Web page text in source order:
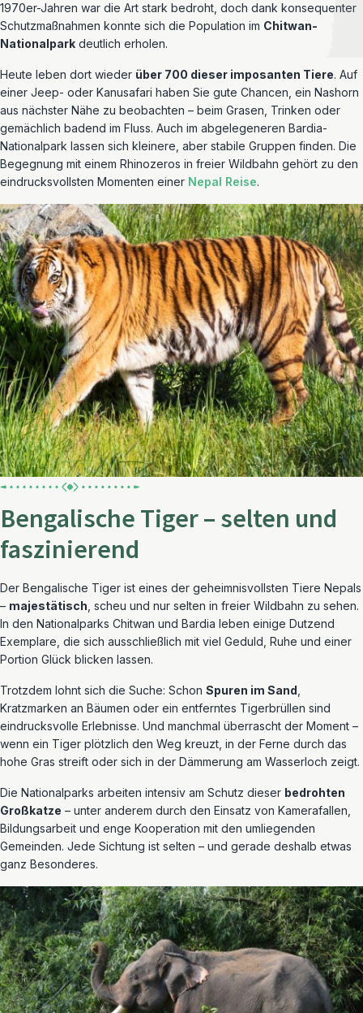
1970er-Jahren war die Art stark bedroht, doch dank konsequenter
Schutzmaßnahmen konnte sich die Population im Chitwan-
Nationalpark deutlich erholen.
Heute leben dort wieder über 700 dieser imposanten Tiere. Auf
einer Jeep- oder Kanusafari haben Sie gute Chancen, ein Nashorn
aus nächster Nähe zu beobachten – beim Grasen, Trinken oder
gemächlich badend im Fluss. Auch im abgelegeneren Bardia-
Nationalpark lassen sich kleinere, aber stabile Gruppen finden. Die
Begegnung mit einem Rhinozeros in freier Wildbahn gehört zu den
eindrucksvollsten Momenten einer Nepal Reise.
Bengalische Tiger – selten und
faszinierend
Der Bengalische Tiger ist eines der geheimnisvollsten Tiere Nepals
– majestätisch , scheu und nur selten in freier Wildbahn zu sehen.
In den Nationalparks Chitwan und Bardia leben einige Dutzend
Exemplare, die sich ausschließlich mit viel Geduld, Ruhe und einer
Portion Glück blicken lassen.
Trotzdem lohnt sich die Suche: Schon Spuren im Sand
Kratzmarken an Bäumen oder ein entferntes Tigerbrüllen sind
eindrucksvolle Erlebnisse. Und manchmal überrascht der Moment –
wenn ein Tiger plötzlich den Weg kreuzt, in der Ferne durch das
hohe Gras streift oder sich in der Dämmerung am Wasserloch zeigt.
Die Nationalparks arbeiten intensiv am Schutz dieser bedrohten
Großkatze – unter anderem durch den Einsatz von Kamerafallen,
Bildungsarbeit und enge Kooperation mit den umliegenden
Gemeinden. Jede Sichtung ist selten – und gerade deshalb etwas
ganz Besonderes.